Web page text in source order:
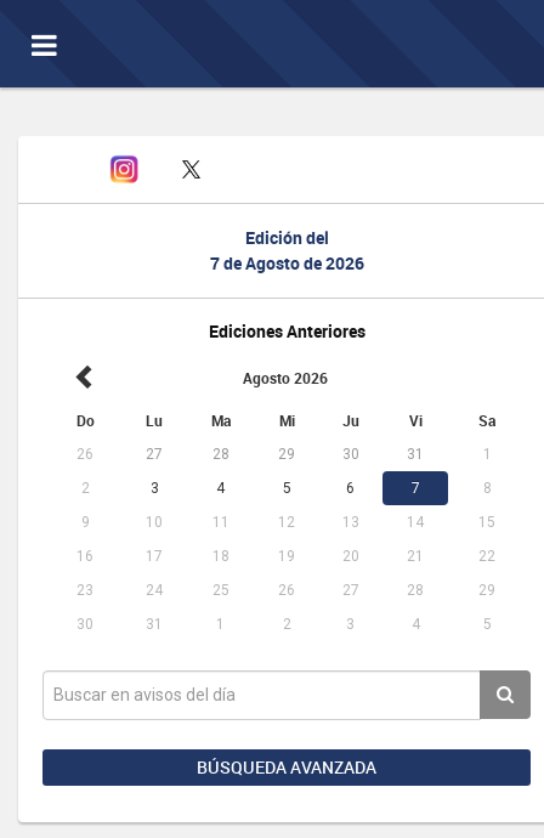
Toggle
navigation
Edición del
7 de Agosto de 2026
Ediciones Anteriores
Agosto 2026
Do Lu Ma Mi Ju Vi Sa
26 27 28 29 30 31
1
2
3 4 5 6 7
8
9
10 11 12 13 14
15
16
17 18 19 20 21
22
23
24 25 26 27 28
29
30
31 1 2 3 4 5
BÚSQUEDA AVANZADA